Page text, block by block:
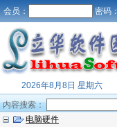
会员： 密码：
2026年8月8日 星期六
内容搜索：
电脑硬件